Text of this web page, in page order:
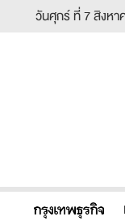
วันศุกร์ ที่ 7 สิงหา